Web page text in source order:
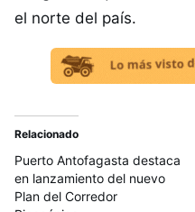
el norte del país.
Relacionado
Puerto Antofagasta destaca
en lanzamiento del nuevo
Plan del Corredor